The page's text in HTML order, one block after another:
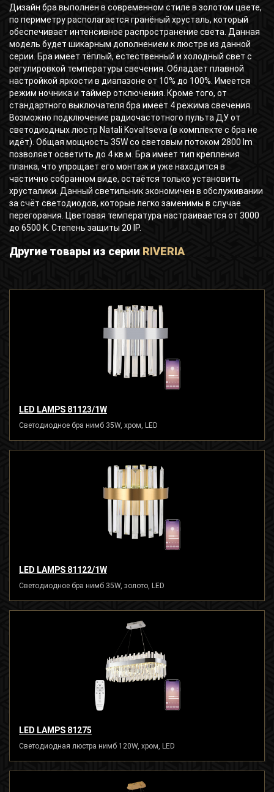
Дизайн бра выполнен в современном стиле в золотом цвете,
по периметру располагается гранёный хрусталь, который
обеспечивает интенсивное распространение света. Данная
модель будет шикарным дополнением к люстре из данной
серии. Бра имеет тёплый, естественный и холодный свет с
регулировкой температуры свечения. Обладает плавной
настройкой яркости в диапазоне от 10% до 100%. Имеется
режим ночника и таймер отключения. Кроме того, от
стандартного выключателя бра имеет 4 режима свечения.
Возможно подключение радиочастотного пульта ДУ от
светодиодных люстр Natali Kovaltseva (в комплекте с бра не
идёт). Общая мощность 35W со световым потоком 2800 lm
позволяет осветить до 4 кв.м. Бра имеет тип крепления
планка, что упрощает его монтаж и уже находится в
частично собранном виде, остаётся только установить
хрусталики. Данный светильник экономичен в обслуживании
за счёт светодиодов, которые легко заменимы в случае
перегорания. Цветовая температура настраивается от 3000
до 6500 K. Степень защиты 20 IP.
Другие товары из серии RIVERIA
LED LAMPS 81123/1W
Светодиодное бра нимб 35W, хром, LED
LED LAMPS 81122/1W
Светодиодное бра нимб 35W, золото, LED
LED LAMPS 81275
Светодиодная люстра нимб 120W, хром, LED